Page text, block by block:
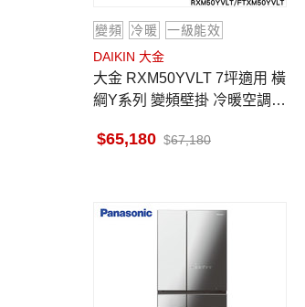
變頻 冷暖
一級能效
DAIKIN 大金
大金 RXM50YVLT 7坪適用 橫
綱Y系列 變頻壁掛 冷暖空調 F
65,180 67,180